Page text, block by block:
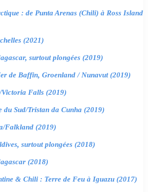
: de Punta Arenas (Chili) à Ross Island
(2021)
surtout plongées (2019)
de Baffin, Groenland / Nunavut (2019)
Falls (2019)
du Sud/Tristan da Cunha (2019)
Falkland (2019)
surtout plongées (2018)
(2018)
& Chili : Terre de Feu à Iguazu (2017)